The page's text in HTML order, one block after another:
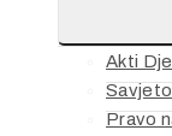
Akti
Pravo